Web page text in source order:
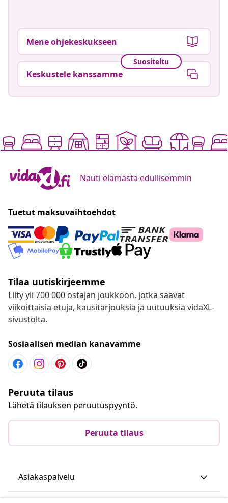
Mene ohjekeskukseen
Suositeltu
Keskustele kanssamme
Nauti elämästä edullisemmin
Tuetut maksuvaihtoehdot
Tilaa uutiskirjeemme
Liity yli 700 000 ostajan joukkoon, jotka saavat
viikoittaisia etuja, kausitarjouksia ja uutuuksia vidaXL-
sivustolta.
Sosiaalisen median kanavamme
Peruuta tilaus
Lähetä tilauksen peruutuspyyntö.
Peruuta tilaus
Asiakaspalvelu